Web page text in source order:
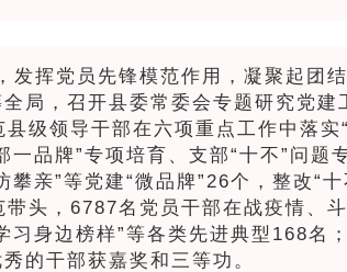
发挥党员先锋模范作用，凝聚起团
局，召开县委常委会专题研究党建
级领导干部在六项重点工作中落实
一品牌”专项培育、支部“十不”问题
亲”等党建“微品牌”26个，整改“
头，6787名党员干部在战疫情、
习身边榜样”等各类先进典型168名
的干部获嘉奖和三等功。